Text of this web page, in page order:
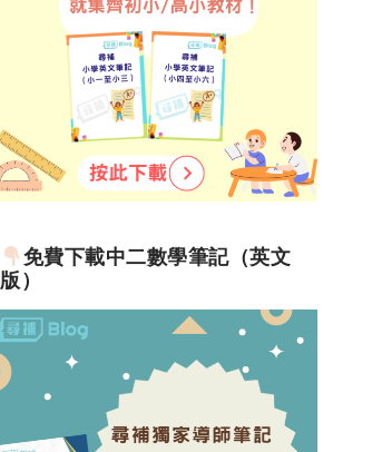
免費下載中二數學筆記（英文
版）